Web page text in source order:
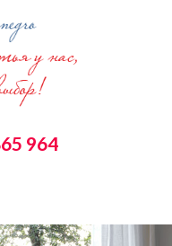
964